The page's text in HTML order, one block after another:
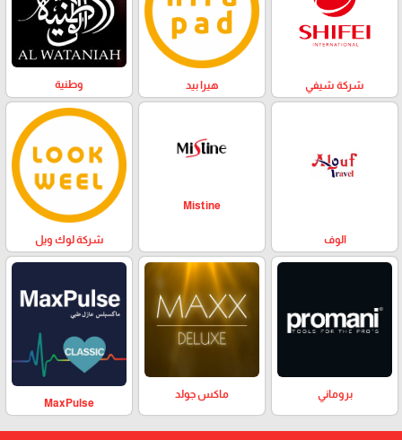
شركة شيفي هيرا بيد وطنية
الوف
Mistine
شركة لوك ويل
بروماني ماكس جولد
MaxPulse